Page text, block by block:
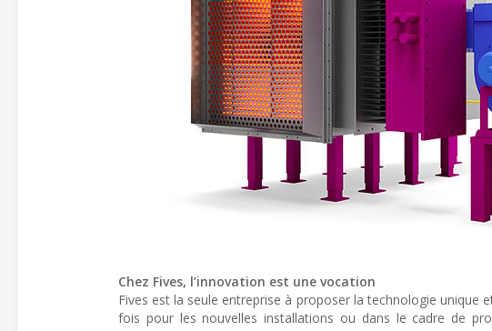
Chez Fives, l’innovation est une vocation
Fives est la seule entreprise à proposer la technologie
fois pour les nouvelles installations ou dans le cadre de